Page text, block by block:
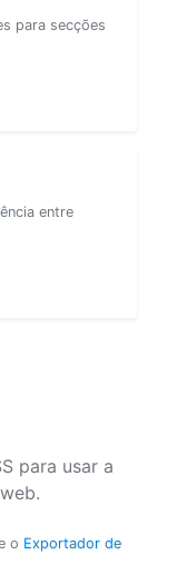
para secções
entre
para usar a
o Exportador de